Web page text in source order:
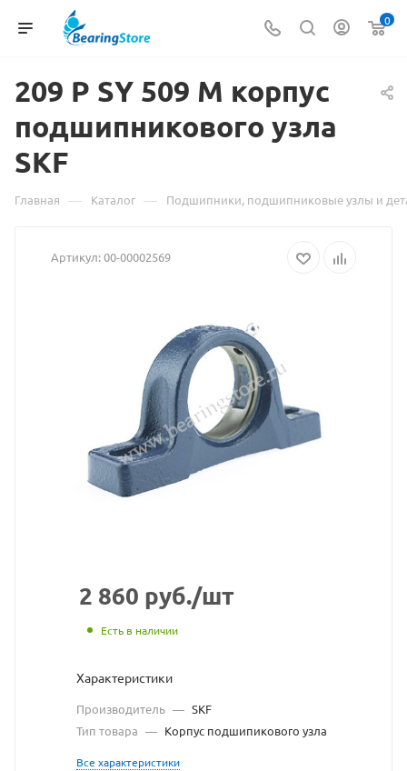
0
209 P SY 509 M корпус
подшипникового
товаре
M
корпус
https://
без
узла
SKF
Главная — Каталог — Подшипники, подшипниковые узлы и
Артикул:00-00002569
2 860 руб./шт
Есть в наличии
Характеристики
Производитель — SKF
Тип товара — Корпус подшипикового узла
Все характеристики